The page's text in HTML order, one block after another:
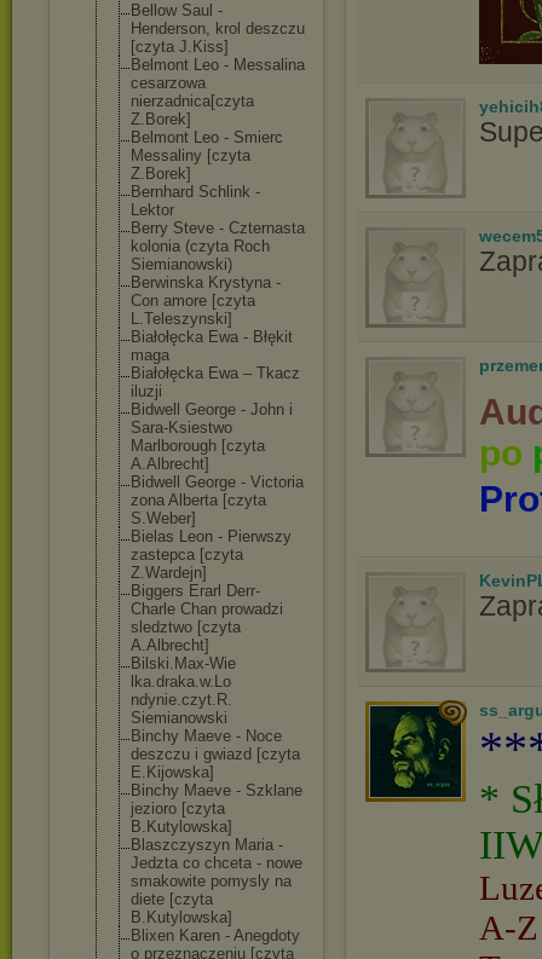
Bellow Saul -
Henderson, krol deszczu
[czyta J.Kiss]
Belmont Leo - Messalina
cesarzowa
nierzadnica[czyta
Z.Borek]
Belmont Leo - Smierc
Messaliny [czyta
Z.Borek]
Bernhard Schlink -
Lektor
Berry Steve - Czternasta
kolonia (czyta Roch
Siemianowski)
Berwinska Krystyna -
Con amore [czyta
L.Teleszynski]
Białołęcka Ewa - Błękit
maga
Białołęcka Ewa – Tkacz
iluzji
Bidwell George - John i
Sara-Ksiestwo
Marlborough [czyta
A.Albrecht]
Bidwell George - Victoria
zona Alberta [czyta
S.Weber]
Bielas Leon - Pierwszy
zastepca [czyta
Z.Wardejn]
Biggers Erarl Derr-
Charle Chan prowadzi
sledztwo [czyta
A.Albrecht]
Bilski.Max-Wie
lka.draka.w.Lo
ndynie.czyt.R.
Siemianowski
Binchy Maeve - Noce
deszczu i gwiazd [czyta
E.Kijowska]
Binchy Maeve - Szklane
jezioro [czyta
B.Kutylowska]
Blaszczyszyn Maria -
Jedzta co chceta - nowe
smakowite pomysly na
diete [czyta
B.Kutylowska]
Blixen Karen - Anegdoty
o przeznaczeniu [czyta
po
*
A-